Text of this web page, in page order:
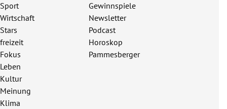
Sport
Wirtschaft
Stars
freizeit
Fokus
Leben
Kultur
Meinung
Klima
Gewinnspiele
Newsletter
Podcast
Horoskop
Pammesberger